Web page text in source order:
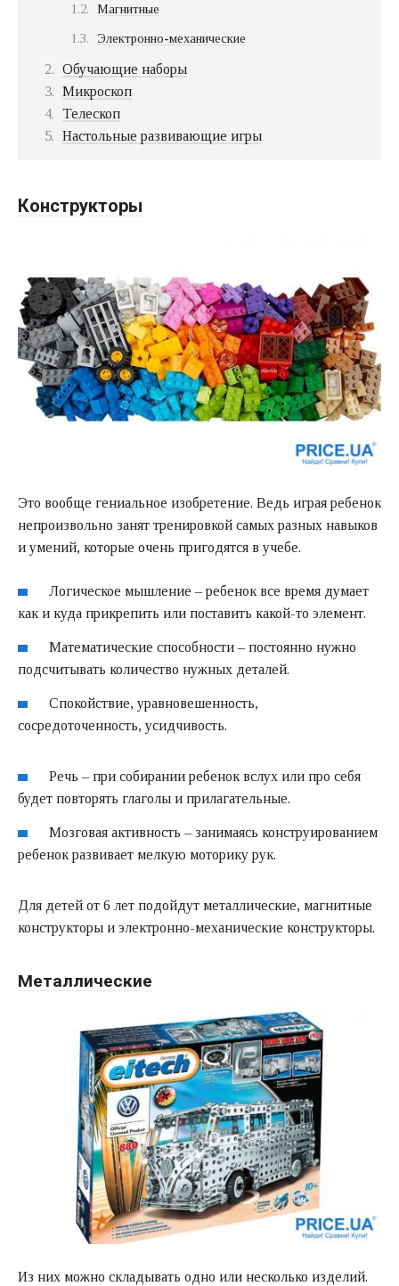
Магнитные
Электронно-механические
Обучающие наборы
Микроскоп
Телескоп
Настольные развивающие игры
Конструкторы
Это вообще гениальное изобретение. Ведь играя ребенок
непроизвольно занят тренировкой самых разных навыков
и умений, которые очень пригодятся в учебе.
Логическое мышление – ребенок все время думает
как и куда прикрепить или поставить какой-то элемент.
Математические способности – постоянно нужно
подсчитывать количество нужных деталей.
Спокойствие, уравновешенность,
сосредоточенность, усидчивость.
Речь – при собирании ребенок вслух или про себя
будет повторять глаголы и прилагательные.
Мозговая активность – занимаясь конструированием
ребенок развивает мелкую моторику рук.
Для детей от 6 лет подойдут металлические, магнитные
конструкторы и электронно-механические конструкторы.
Металлические
Из них можно складывать одно или несколько изделий.